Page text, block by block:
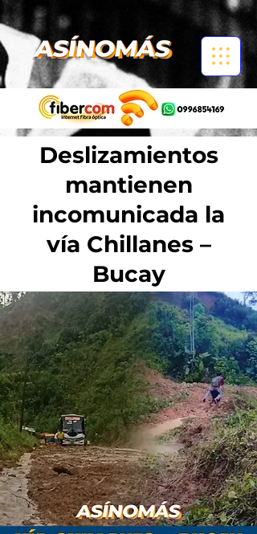
Deslizamientos
mantienen
incomunicada la
vía Chillanes –
Bucay